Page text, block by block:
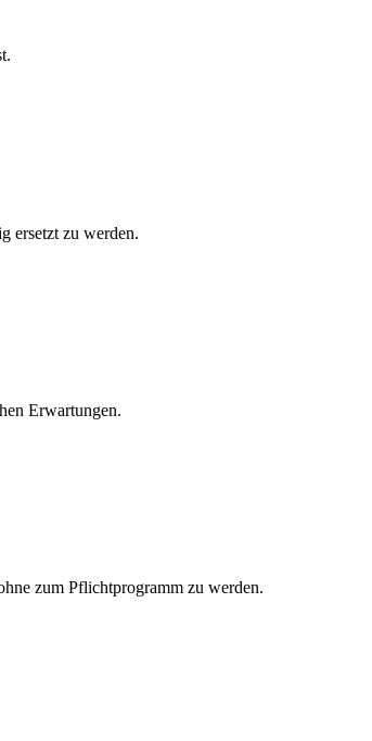
ersetzt zu werden.
Erwartungen.
zum Pflichtprogramm zu werden.